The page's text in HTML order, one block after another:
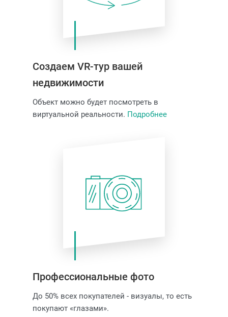
Создаем VR-тур вашей
недвижимости
Объект можно будет посмотреть в
виртуальной реальности. Подробнее
Профессиональные фото
До 50% всех покупателей - визуалы, то есть
покупают «глазами».